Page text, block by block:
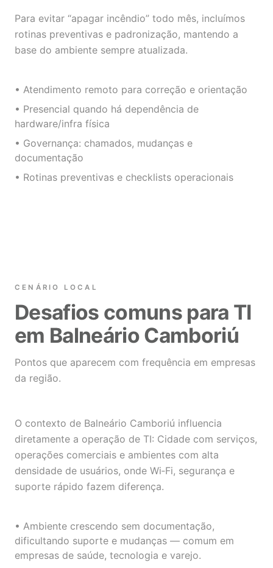
Para evitar “apagar incêndio” todo mês, incluímos
rotinas preventivas e padronização, mantendo a
base do ambiente sempre atualizada.
• Atendimento remoto para correção e orientação
• Presencial quando há dependência de
hardware/infra física
• Governança: chamados, mudanças e
documentação
• Rotinas preventivas e checklists operacionais
CENÁRIO LOCAL
Desafios comuns para TI
em Balneário Camboriú
Pontos que aparecem com frequência em empresas
da região.
O contexto de Balneário Camboriú influencia
diretamente a operação de TI: Cidade com serviços,
operações comerciais e ambientes com alta
densidade de usuários, onde Wi‑Fi, segurança e
suporte rápido fazem diferença.
• Ambiente crescendo sem documentação,
dificultando suporte e mudanças — comum em
empresas de saúde, tecnologia e varejo.